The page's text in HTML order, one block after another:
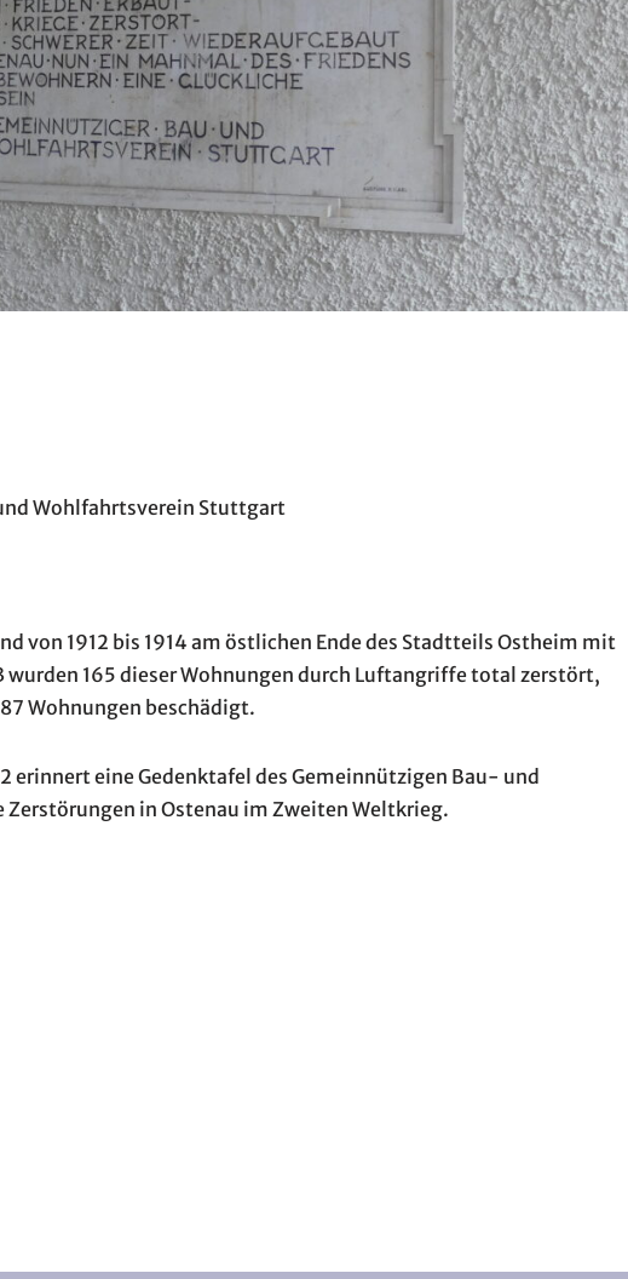
Wohlfahrtsverein Stuttgart
von 1912 bis 1914 am östlichen Ende des Stadtteils Ostheim mit
wurden 165 dieser Wohnungen durch Luftangriffe total zerstört,
Wohnungen beschädigt.
erinnert eine Gedenktafel des Gemeinnützigen Bau- und
in Ostenau im Zweiten Weltkrieg.